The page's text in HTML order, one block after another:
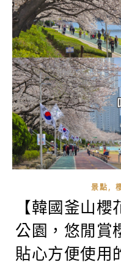
景點,
【韓國釜山
公園，悠閒賞
貼心方便使用